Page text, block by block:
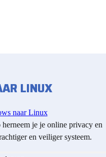
LINUX
naar Linux
herneem je je online privacy en
en veiliger systeem.